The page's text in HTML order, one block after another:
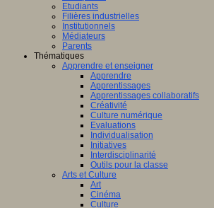
Etudiants
Filières industrielles
Institutionnels
Médiateurs
Parents
Thématiques
Apprendre et enseigner
Apprendre
Apprentissages
Apprentissages collaboratifs
Créativité
Culture numérique
Evaluations
Individualisation
Initiatives
Interdisciplinarité
Outils pour la classe
Arts et Culture
Art
Cinéma
Culture